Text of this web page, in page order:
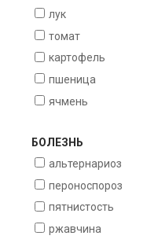
лук
томат
картофель
пшеница
ячмень
БОЛЕЗНЬ
альтернариоз
пероноспороз
пятнистость
ржавчина